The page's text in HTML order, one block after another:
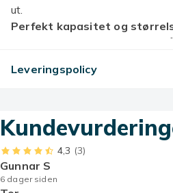
ut.
Perfekt kapasitet og
Volum 500 ml, høyde 19,5 cm,
behagelig brukeropplevelse.
mål å skape et perfekt
samtidig et attraktivt
Perfekt gavevalg
Veldig egnet for fester,
anledninger. En utmerket
Leveringspolicy
4,3 (3)
Gunnar S
6 dager siden